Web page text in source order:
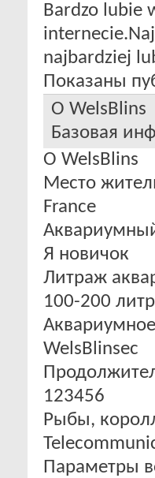
Bardzo lubie
najbardziej
Показаны
О WelsBlins
Базовая
О WelsBlins
Место
France
Я новичок
Литраж
100-200
WelsBlinsec
123456
Рыбы,
Параметры